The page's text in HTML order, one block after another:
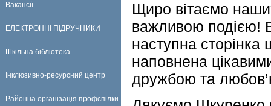
Вакансії
ЕЛЕКТРОННІ ПІДРУЧНИКИ
Шкільна бібліотека
Інклюзивно-ресурсний центр
Районна організація профспілки
Щиро вітаємо
важливою подією!
наступна сторінка
наповнена
дружбою та